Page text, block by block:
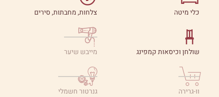
כלי מיטה צלחות, מחבתות, סירים
שולחן וכיסאות קמפינג מייבש שיער
וו-גרירה גנרטור חשמלי